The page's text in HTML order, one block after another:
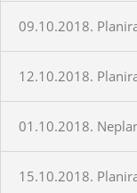
09.10.2018.
12.10.2018.
01.10.2018.
15.10.2018.